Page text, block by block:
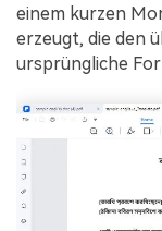
einem kurzen
erzeugt, die den
ursprüngliche